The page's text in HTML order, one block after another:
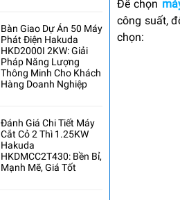
Bàn Giao Dự Án 50 Máy
Phát Điện Hakuda
HKD2000I 2KW: Giải
Pháp Năng Lượng
Thông Minh Cho Khách
Hàng Doanh Nghiệp
Đánh Giá Chi Tiết Máy
Cắt Cỏ 2 Thì 1.25KW
Hakuda
HKDMCC2T430: Bền Bỉ,
Mạnh Mẽ, Giá Tốt
Để chọn
công suất,
chọn: